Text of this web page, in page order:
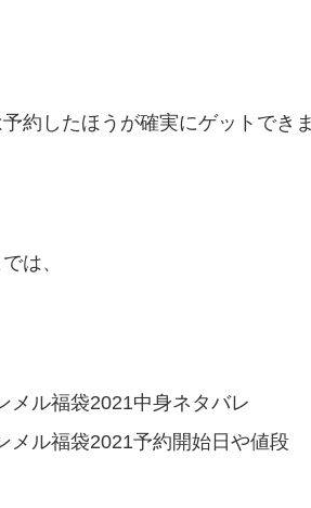
約したほうが確実にゲットでき
は、
メル福袋2021中身ネタバレ
メル福袋2021予約開始日や値段